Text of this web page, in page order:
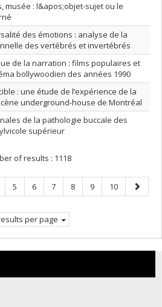
musée : l&apos;objet-sujet ou le
des émotions : analyse de la
des vertébrés et invertébrés
de la narration : films populaires et
bollywoodien des années 1990
: une étude de l’expérience de la
underground-house de Montréal
de la pathologie buccale des
supérieur
of results : 1118
Page
5 Page
6 Page
7 Page
8 Page
9 Page
10
Next
page
per page